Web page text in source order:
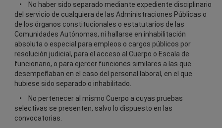
No haber sido separado mediante expediente disciplinario
del servicio de cualquiera de las Administraciones Públicas o
de los órganos constitucionales o estatutarios de las
Comunidades Autónomas, ni hallarse en inhabilitación
absoluta o especial para empleos o cargos públicos por
resolución judicial, para el acceso al Cuerpo o Escala de
funcionario, o para ejercer funciones similares a las que
desempeñaban en el caso del personal laboral, en el que
hubiese sido separado o inhabilitado.
No pertenecer al mismo Cuerpo a cuyas pruebas
selectivas se presenten, salvo lo dispuesto en las
convocatorias.